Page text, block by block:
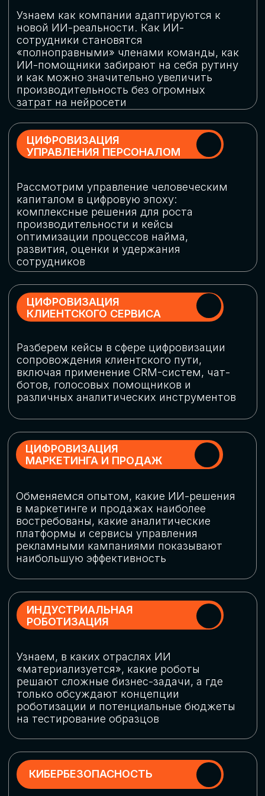
огромную статью затрат
ОБЛАЧНЫЕ ТЕХНОЛОГИИ
Подискутируем, какие облачные решения
существуют на рынке и почему
использование мультиоблачных моделей
не только снижает затраты, но и
«пересборки» бизнес-моделей
СКАЧАТЬ
ПРОГРАММУ
КОНФЕРЕНЦИИ
Оставьте заявку, мы направим вам
программу конференции
СКАЧАТЬ ПРОГРАММУ
СПИКЕРЫ
СТАТЬ СПИКЕРОМ
В конференции участвовали более 120 спикеров